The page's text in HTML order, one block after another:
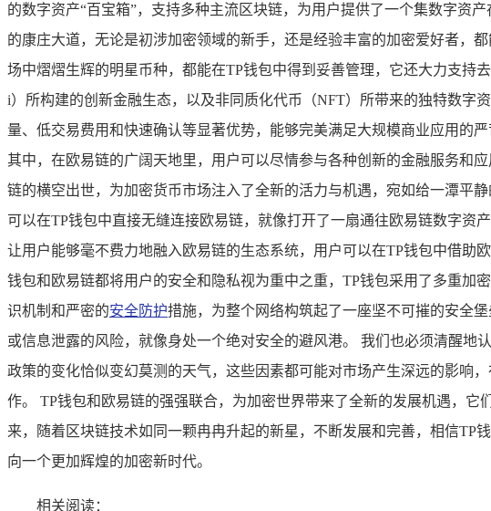
的数字资产“百宝箱”，支持多种主流区块链，为用户提供了一个集数字资
的康庄大道，无论是初涉加密领域的新手，还是经验丰富的加密爱好者，
场中熠熠生辉的明星币种，都能在TP钱包中得到妥善管理，它还大力支持
i）所构建的创新金融生态，以及非同质化代币（NFT）所带来的独特数字
量、低交易费用和快速确认等显著优势，能够完美满足大规模商业应用的
其中，在欧易链的广阔天地里，用户可以尽情参与各种创新的金融服务和
链的横空出世，为加密货币市场注入了全新的活力与机遇，宛如给一潭平
可以在TP钱包中直接无缝连接欧易链，就像打开了一扇通往欧易链数字资
让用户能够毫不费力地融入欧易链的生态系统，用户可以在TP钱包中借助
钱包和欧易链都将用户的安全和隐私视为重中之重，TP钱包采用了多重
识机制和严密的安全防护措施，为整个网络构筑起了一座坚不可摧的安全
或信息泄露的风险，就像身处一个绝对安全的避风港。 我们也必须清醒
政策的变化恰似变幻莫测的天气，这些因素都可能对市场产生深远的影响
作。 TP钱包和欧易链的强强联合，为加密世界带来了全新的发展机遇，
来，随着区块链技术如同一颗冉冉升起的新星，不断发展和完善，相信
向一个更加辉煌的加密新时代。
相关阅读：